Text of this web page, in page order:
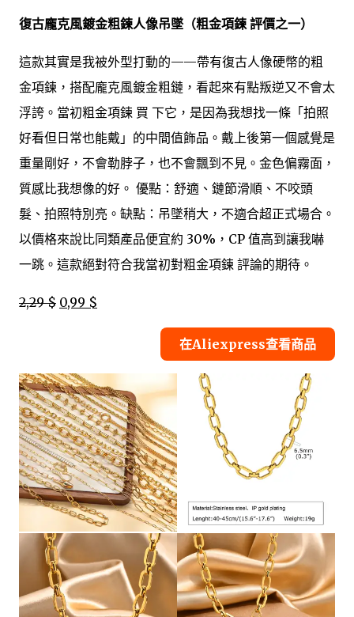
復古龐克風鍍金粗鍊人像吊墜（粗金項鍊 評價之一）
這款其實是我被外型打動的——帶有復古人像硬幣的粗
金項鍊，搭配龐克風鍍金粗鏈，看起來有點叛逆又不會太
浮誇。當初粗金項鍊 買 下它，是因為我想找一條「拍照
好看但日常也能戴」的中間值飾品。戴上後第一個感覺是
重量剛好，不會勒脖子，也不會飄到不見。金色偏霧面，
質感比我想像的好。 優點：舒適、鏈節滑順、不咬頭
髮、拍照特別亮。缺點：吊墜稍大，不適合超正式場合。
以價格來說比同類產品便宜約 30%，CP 值高到讓我嚇
一跳。這款絕對符合我當初對粗金項鍊 評論的期待。
2,29 $ 0,99 $
在Aliexpress查看商品